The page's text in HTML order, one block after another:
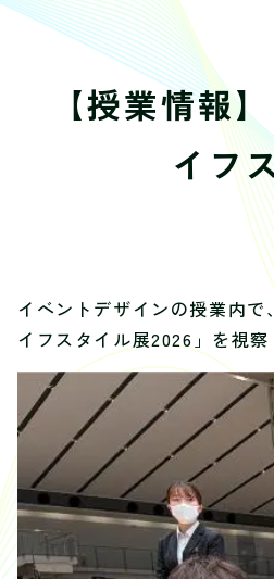
【授業情報
イフ
イベントデザインの授業内
イフスタイル展2026」を視察